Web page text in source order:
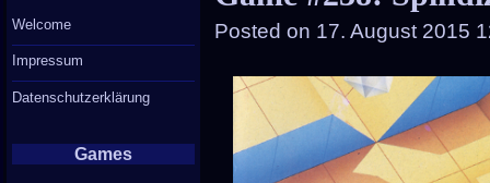
Posted on 17. August 2015
Welcome
Impressum
Datenschutzerklärung
Games